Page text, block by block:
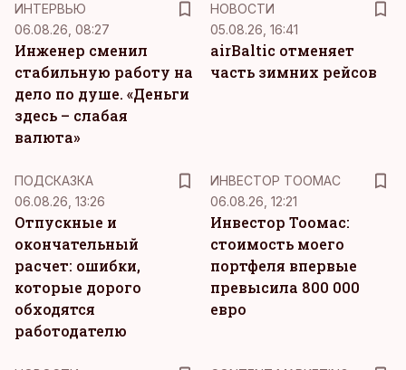
ИНТЕРВЬЮ
06.08.26, 08:27
Инженер сменил
стабильную работу на
дело по душе. «Деньги
здесь – слабая
валюта»
НОВОСТИ
05.08.26, 16:41
airBaltic отменяет
часть зимних рейсов
ПОДСКАЗКА
06.08.26, 13:26
Отпускные и
окончательный
расчет: ошибки,
которые дорого
обходятся
работодателю
ИНВЕСТОР ТООМАС
06.08.26, 12:21
Инвестор Тоомас:
стоимость моего
портфеля впервые
превысила 800 000
евро